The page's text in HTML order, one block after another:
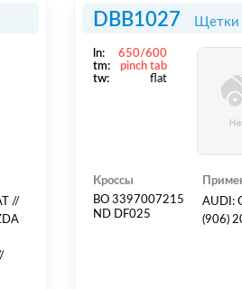
//
DBB1027 Щетки
ln:
650/600
tm:
pinch tab
tw:
flat
Кроссы
BO 3397007215
ND DF025
AUDI: